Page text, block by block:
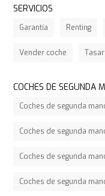
SERVICIOS
Garantía Renting
Vender coche
COCHES DE SEGUNDA
Coches de segunda
Coches de segunda
Coches de segunda
Coches de segunda